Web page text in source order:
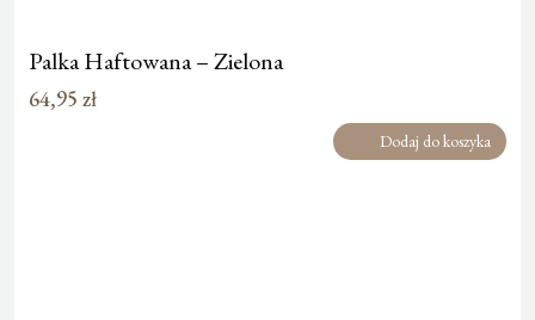
Palka Haftowana – Zielona
64,95 zł
Dodaj do koszyka